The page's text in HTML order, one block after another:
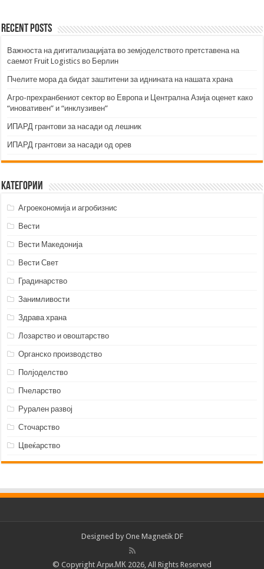
Recent Posts
Важноста на дигитализацијата во земјоделството претставена на
саемот Fruit Logistics во Берлин
Пчелите мора да бидат заштитени за иднината на нашата храна
Агро-прехранбениот сектор во Европа и Централна Азија оценет како
“иновативен” и “инклузивен”
ИПАРД грантови за насади од лешник
ИПАРД грантови за насади од орев
Категории
Агроекономија и агробизнис
Вести
Вести Македонија
Вести Свет
Градинарство
Занимливости
Здрава храна
Лозарство и овоштарство
Органско производство
Полјоделство
Пчеларство
Рурален развој
Сточарство
Цвеќарство
Designed by One Magnetik DF
© Copyright Агри.МК 2026, All Rights Reserved